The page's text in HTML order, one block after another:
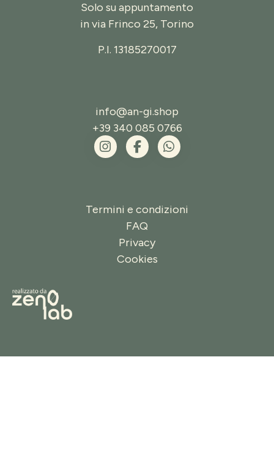
Solo su appuntamento
in via Frinco 25, Torino
P.I. 13185270017
info@an-gi.shop
+39 340 085 0766
Termini e condizioni
FAQ
Privacy
Cookies